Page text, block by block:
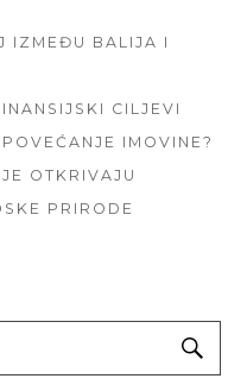
IZMEĐU BALIJA I
CILJEVI
IMOVINE?
OTKRIVAJU
PRIRODE